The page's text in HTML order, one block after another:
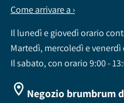
Come arrivare a ›
Il lunedì e giovedì orario
Martedì, mercoledì e
Il sabato, con orario 9:00 -
Negozio brumbrum